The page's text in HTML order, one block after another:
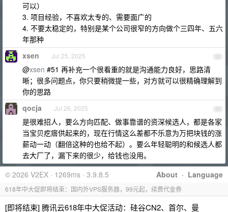
可以）
3. 项目经验，不喜欢太专的、需要面广的
4. 不要太稳定的，特别是某个公司很窄的方向做个三四年、五六
年那种
52
xsen Jul 25, 2025
@xsen #51 再补充一个很看重的就是沟通能力良好，思路清
晰；很多问题点，你只要稍微提一些，对方就可以很精确理解到
你的思路
53
qocja Jul 26, 2025
是很难招人，要么方向匹配、做事靠谱的资深候选人，都是各家
当宝贝疙瘩供起来的，现在行情这么差都不乐意为万把块钱的涨
薪动一动（翻倍这种的也给不起）。要么年轻聪明的和候选人都
去大厂了，漏下来的很少，给钱也没用。
About · Language
© 2026 V2EX · 1269ms · 3.9.8.5
618年中大促即将结束：国内外VPS服务器，99元起，续费代金券
[即将结束] 腾讯云618年中大促活动：硅谷CN2、首尔、曼